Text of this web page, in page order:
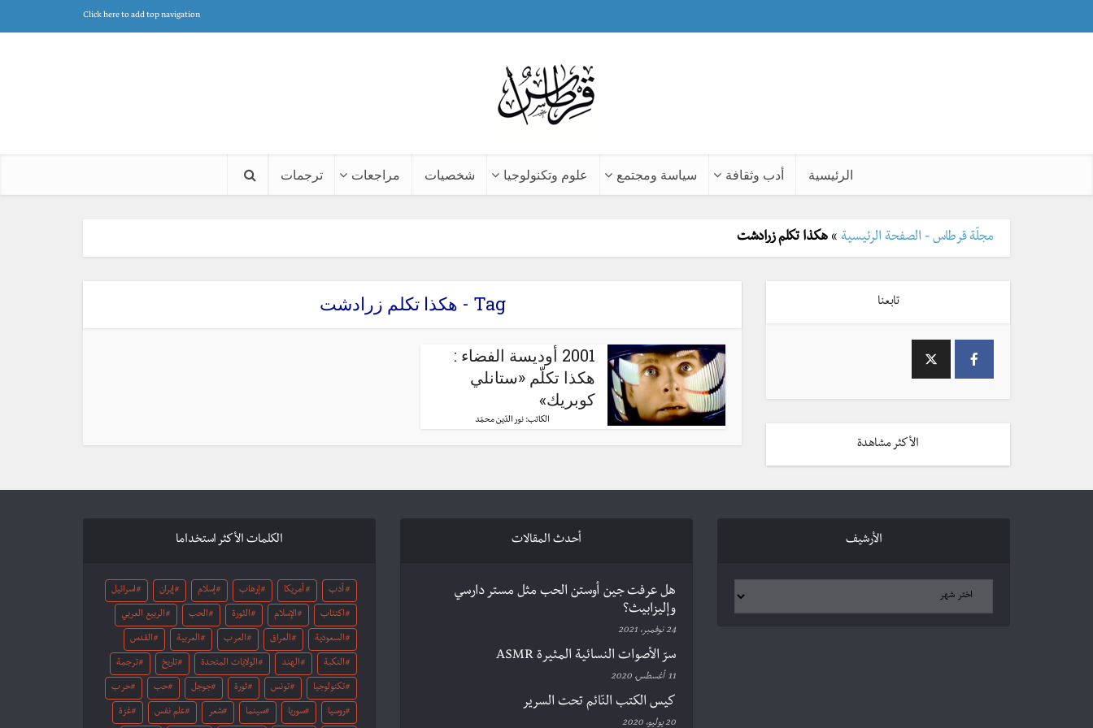
Click here to add top navigation
الرئيسية أدب وثقافة سياسة ومجتمع علوم وتكنولوجيا شخصيات مراجعات ترجمات
مجلّة قرطاس - الصفحة الرئيسية » هكذا تكلم زرادشت
Tag - هكذا تكلم زرادشت
2001 أوديسة الفضاء :
هكذا تكلّم «ستانلي
كوبريك»
الكاتب:نور الدّين محمّد
تابعنا
الأكثر مشاهدة
الكلمات الأكثر استخداما
أدب أمريكا إرهاب إسلام إيران اسرائيل
اكتئاب الإسلام الثورة الحب الربيع العربي
السعودية العراق العرب العربية القدس
النكبة الهند الولايات المتحدة تاريخ ترجمة
تكنولوجيا تونس ثورة جوجل حب حرب
روسيا سوريا سينما شعر علم نفس غزة
أحدث المقالات
هل عرفت جين أوستن الحب مثل مستر دارسي
وإليزابيث؟
24 نوفمبر، 2021
سرّ الأصوات النسائية المثيرة ASMR
11 أغسطس، 2020
كيس الكتب النّائم تحت السرير
20 يوليو، 2020
الأرشيف